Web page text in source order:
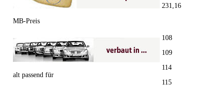
MB-Preis
231,16
alt passend für
108
109
114
115